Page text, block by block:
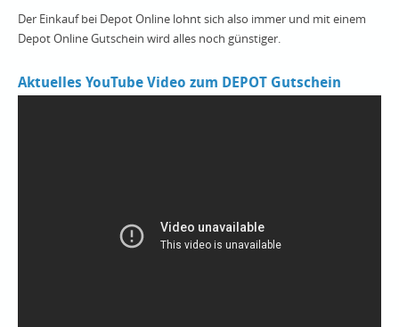
Der Einkauf bei Depot Online lohnt sich also immer und mit einem
Depot Online Gutschein wird alles noch günstiger.
Aktuelles YouTube Video zum DEPOT Gutschein